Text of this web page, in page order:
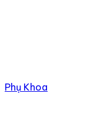
Phụ Khoa